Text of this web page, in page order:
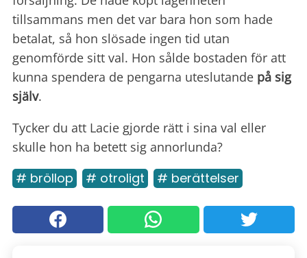
tillsammans men det var bara hon som hade
betalat, så hon slösade ingen tid utan
genomförde sitt val. Hon sålde bostaden för att
kunna spendera de pengarna uteslutande på sig
själv.
Tycker du att Lacie gjorde rätt i sina val eller
skulle hon ha betett sig annorlunda?
# bröllop # otroligt # berättelser